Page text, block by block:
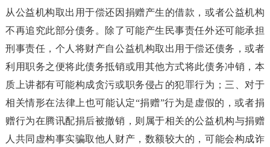
从公益机构取出用于偿还因捐赠产生的借款，或者公益机构
不再追究此部分债务。除了可能产生民事责任外还可能承担
刑事责任，个人将财产自公益机构取出用于偿还债务，或者
利用职务之便将此债务抵销或用其他方式将此债务冲销，本
质上讲都有可能构成贪污或职务侵占的犯罪行为；三、对于
相关情形在法律上也可能认定“捐赠”行为是虚假的，或者捐
赠行为在腾讯配捐后被撤销，则属于相关的公益机构与捐赠
人共同虚构事实骗取他人财产，数额较大的，可能会构成诈